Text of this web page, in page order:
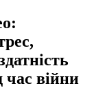
час війни